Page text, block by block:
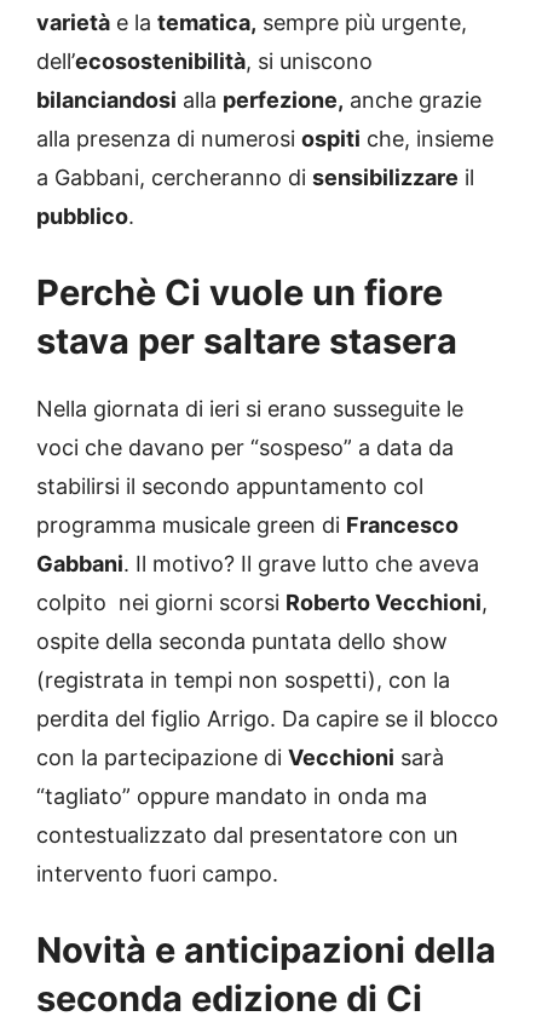
varietà e la tematica, sempre più urgente,
dell’ecosostenibilità, si uniscono
bilanciandosi alla perfezione, anche grazie
alla presenza di numerosi ospiti che, insieme
a Gabbani, cercheranno di sensibilizzare il
pubblico.
Perchè Ci vuole un fiore
stava per saltare stasera
Nella giornata di ieri si erano susseguite le
voci che davano per “sospeso” a data da
stabilirsi il secondo appuntamento col
programma musicale green di Francesco
Gabbani. Il motivo? Il grave lutto che aveva
colpito nei giorni scorsi Roberto Vecchioni,
ospite della seconda puntata dello show
(registrata in tempi non sospetti), con la
perdita del figlio Arrigo. Da capire se il blocco
con la partecipazione di Vecchioni sarà
“tagliato” oppure mandato in onda ma
contestualizzato dal presentatore con un
intervento fuori campo.
Novità e anticipazioni della
seconda edizione di Ci